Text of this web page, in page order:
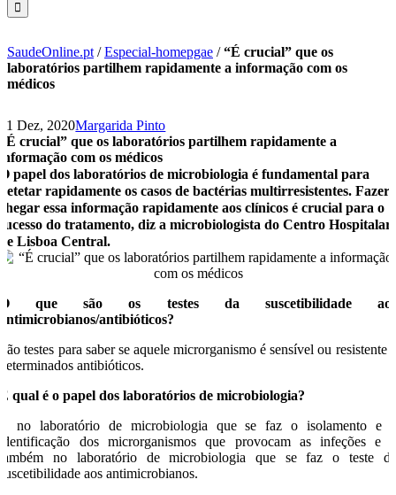
SaudeOnline.pt /Especial-homepgae /“É crucial” que os
laboratórios partilhem rapidamente a informação com os
médicos
21 Dez, 2020Margarida Pinto
“É crucial” que os laboratórios partilhem rapidamente a
informação com os médicos
O papel dos laboratórios de microbiologia é fundamental para
detetar rapidamente os casos de bactérias multirresistentes. Fazer
chegar essa informação rapidamente aos clínicos é crucial para o
sucesso do tratamento, diz a microbiologista do Centro Hospitalar
de Lisboa Central.
O que são os testes da suscetibilidade aos
antimicrobianos/antibióticos?
São testes para saber se aquele microrganismo é sensível ou resistente a
determinados antibióticos.
E qual é o papel dos laboratórios de microbiologia?
É no laboratório de microbiologia que se faz o isolamento e a
identificação dos microrganismos que provocam as infeções e é
também no laboratório de microbiologia que se faz o teste de
suscetibilidade aos antimicrobianos.